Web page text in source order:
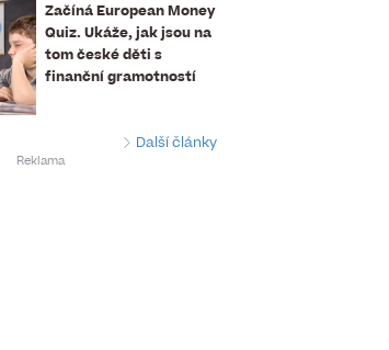
Začíná European Money
Quiz. Ukáže, jak jsou na
tom české děti s
finanční gramotností
Další články